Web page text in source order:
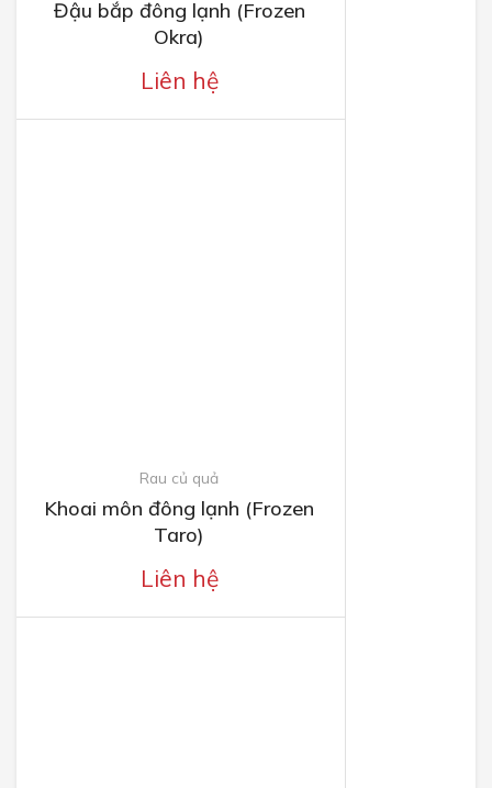
Đậu bắp đông lạnh (Frozen
Okra)
Liên hệ
Rau củ quả
Khoai môn đông lạnh (Frozen
Taro)
Liên hệ